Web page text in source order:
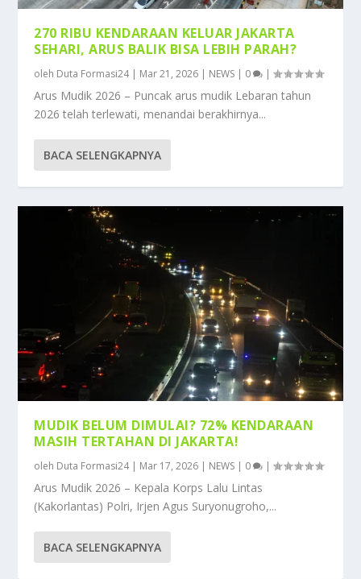
270 RIBU KENDARAAN KELUAR JAKARTA
SEHARI, ARUS BALIK BISA LEBIH PARAH?
oleh Duta Formasi24| Mar 21, 2026 | NEWS | 0 |
Arus Mudik 2026 – Puncak arus mudik Lebaran tahun
2026 telah terlewati, menandai berakhirnya...
BACA SELENGKAPNYA
MUDIK BELUM DIMULAI? 72% KENDARAAN
MASIH TERTAHAN DI JAKARTA!
oleh Duta Formasi24| Mar 17, 2026 | NEWS | 0 |
Arus Mudik 2026 – Kepala Korps Lalu Lintas
(Kakorlantas) Polri, Irjen Agus Suryonugroho,...
BACA SELENGKAPNYA